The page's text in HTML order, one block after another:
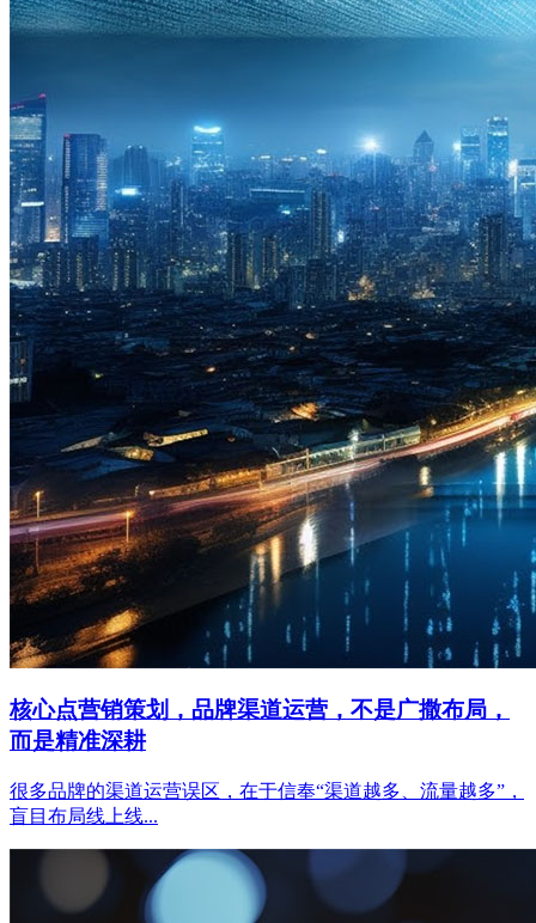
核心点营销策划，品牌渠道运营，不是广撒布局，
而是精准深耕
很多品牌的渠道运营误区，在于信奉“渠道越多、流量越多”，
盲目布局线上线...